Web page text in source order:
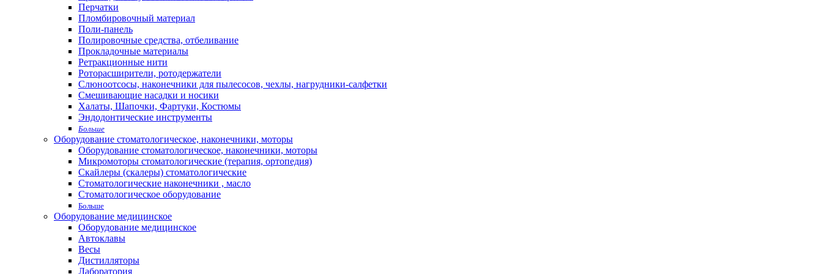
Перчатки
Пломбировочный материал
Поли-панель
Полировочные средства, отбеливание
Прокладочные материалы
Ретракционные нити
Роторасширители, ротодержатели
Слюноотсосы, наконечники для пылесосов, чехлы, нагрудники-салфетки
Смешивающие насадки и носики
Халаты, Шапочки, Фартуки, Костюмы
Эндодонтические инструменты
Больше
Оборудование стоматологическое, наконечники, моторы
Оборудование стоматологическое, наконечники, моторы
Микромоторы стоматологические (терапия, ортопедия)
Скайлеры (скалеры) стоматологические
Стоматологические наконечники , масло
Стоматологическое оборудование
Больше
Оборудование медицинское
Оборудование медицинское
Автоклавы
Весы
Дистилляторы
Лаборатория